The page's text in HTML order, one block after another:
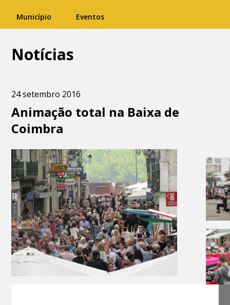
Município Eventos
Notícias
24 setembro 2016
Animação total na Baixa de
Coimbra